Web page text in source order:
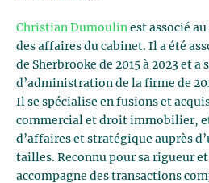
Christian Dumoulin est associé
des affaires du cabinet. Il a été
de Sherbrooke de 2015 à 2023 et a
d’administration de la firme de
Il se spécialise en fusions et
commercial et droit immobilier,
d’affaires et stratégique auprès
tailles. Reconnu pour sa rigueur
accompagne des transactions